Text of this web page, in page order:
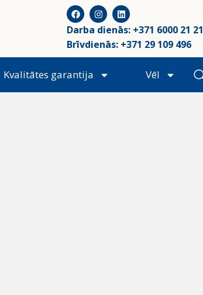
Darba dienās: +371 6000 21 21
Brīvdienās: +371 29 109 496
Kvalitātes garantija Vēl